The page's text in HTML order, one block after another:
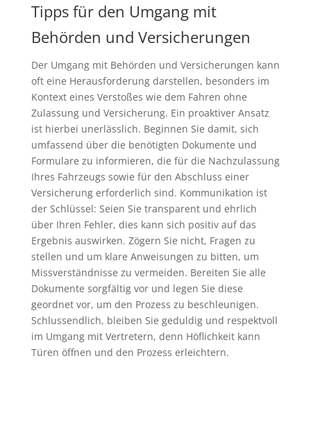
Tipps für den Umgang mit
Behörden und Versicherungen
Der Umgang mit Behörden und Versicherungen kann
oft eine Herausforderung darstellen, besonders im
Kontext eines Verstoßes wie dem Fahren ohne
Zulassung und Versicherung. Ein proaktiver Ansatz
ist hierbei unerlässlich. Beginnen Sie damit, sich
umfassend über die benötigten Dokumente und
Formulare zu informieren, die für die Nachzulassung
Ihres Fahrzeugs sowie für den Abschluss einer
Versicherung erforderlich sind. Kommunikation ist
der Schlüssel: Seien Sie transparent und ehrlich
über Ihren Fehler, dies kann sich positiv auf das
Ergebnis auswirken. Zögern Sie nicht, Fragen zu
stellen und um klare Anweisungen zu bitten, um
Missverständnisse zu vermeiden. Bereiten Sie alle
Dokumente sorgfältig vor und legen Sie diese
geordnet vor, um den Prozess zu beschleunigen.
Schlussendlich, bleiben Sie geduldig und respektvoll
im Umgang mit Vertretern, denn Höflichkeit kann
Türen öffnen und den Prozess erleichtern.